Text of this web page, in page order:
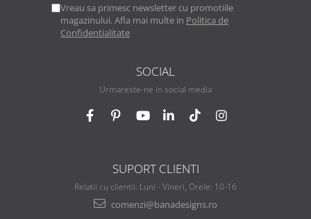
Vreau sa primesc newsletter cu promotiile
magazinului. Afla mai multe in Politica de
Confidentialitate
SOCIAL
Urmareste-ne in social media
SUPORT CLIENTI
Relatii cu clientii: Luni - Vineri, Orele: 10-16
comenzi@banadesigns.ro